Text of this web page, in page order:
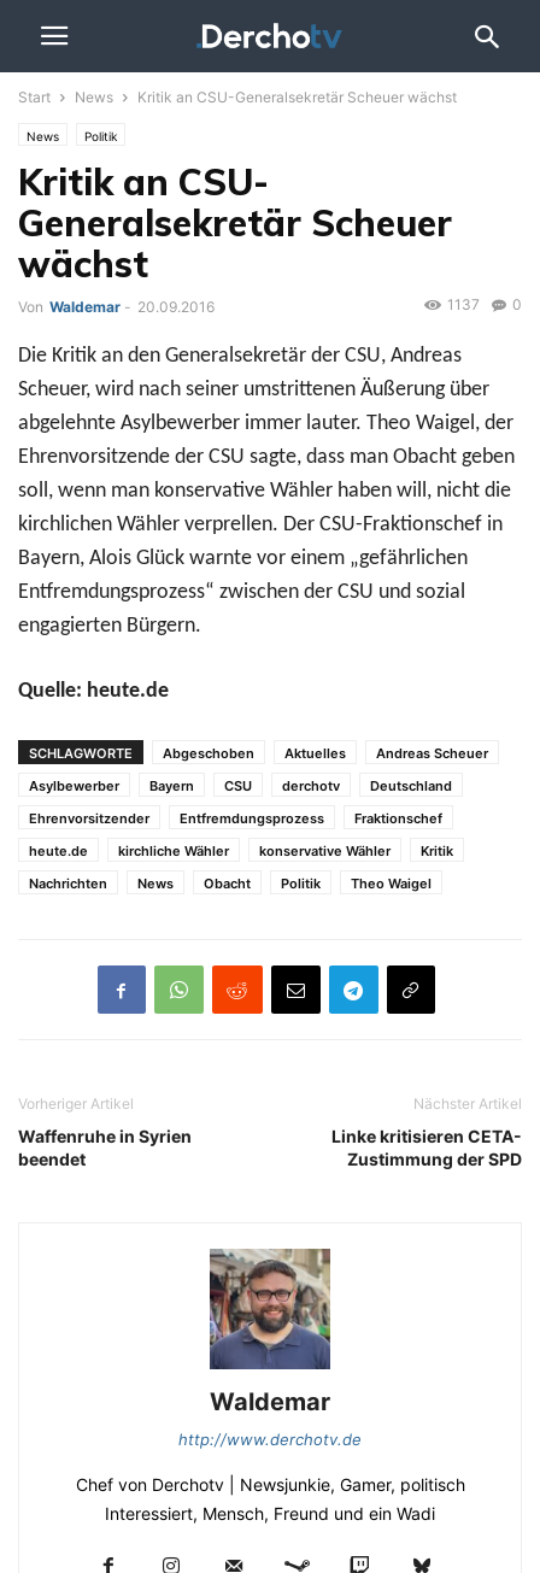
Start News Kritik an CSU-Generalsekretär Scheuer wächst
News Politik
Kritik an CSU-
Generalsekretär Scheuer
wächst
Von Waldemar - 20.09.2016 0
1137
Die Kritik an den Generalsekretär der CSU, Andreas
Scheuer, wird nach seiner umstrittenen Äußerung über
abgelehnte Asylbewerber immer lauter. Theo Waigel, der
Ehrenvorsitzende der CSU sagte, dass man Obacht geben
soll, wenn man konservative Wähler haben will, nicht die
kirchlichen Wähler verprellen. Der CSU-Fraktionschef in
Bayern, Alois Glück warnte vor einem „gefährlichen
Entfremdungsprozess“ zwischen der CSU und sozial
engagierten Bürgern.
Quelle: heute.de
SCHLAGWORTE Abgeschoben Aktuelles
Andreas Scheuer
Asylbewerber
Bayern CSU derchotv
Deutschland
Ehrenvorsitzender
Entfremdungsprozess
Fraktionschef
heute.de
kirchliche Wähler konservative Wähler
Kritik
Nachrichten
News Obacht Politik Theo Waigel
Vorheriger Artikel
Waffenruhe in Syrien
beendet
Nächster Artikel
Linke kritisieren CETA-
Zustimmung der SPD
Waldemar
http://www.derchotv.de
Chef von Derchotv | Newsjunkie, Gamer, politisch
Interessiert, Mensch, Freund und ein Wadi